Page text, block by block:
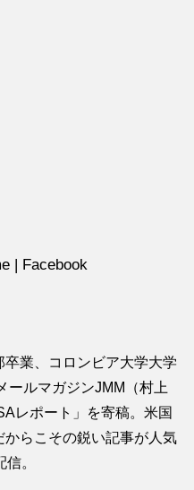
| Facebook
業、コロンビア大学大学
ールマガジンJMM（村上
レポート」を寄稿。米国
らこその鋭い記事が人気
。